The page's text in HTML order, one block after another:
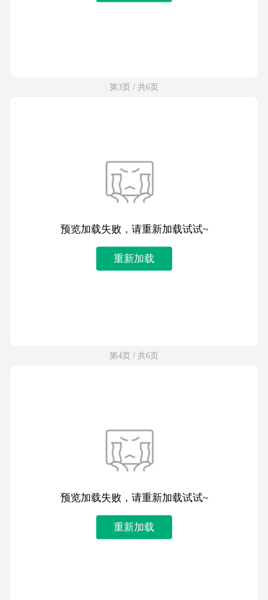
第3页 / 共6页
预览加载失败，请重新加载试试~
重新加载
第4页 / 共6页
预览加载失败，请重新加载试试~
重新加载